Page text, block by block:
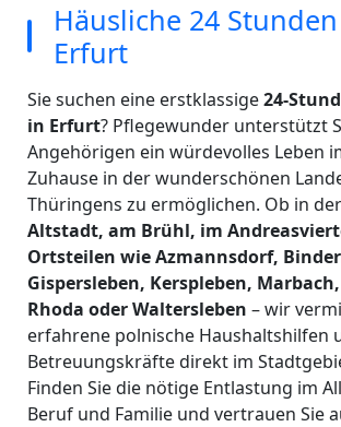
Häusliche 24
Erfurt
Sie suchen eine erstklassige24-
in Erfurt? Pflegewunder unterstützt
Angehörigen ein würdevolles Leben
Zuhause in der wunderschönen
Thüringens zu ermöglichen. Ob in der
Altstadt, am Brühl, im
Ortsteilen wie Azmannsdorf,
Gispersleben, Kerspleben,
Rhoda oder Waltersleben – wir
erfahrene polnische Haushaltshilfen
Betreuungskräfte direkt im
Finden Sie die nötige Entlastung im
Beruf und Familie und vertrauen Sie